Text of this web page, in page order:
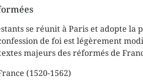
se réunit à Paris et adopte la
de foi est légèrement
majeurs des réformés de
(1520-1562)